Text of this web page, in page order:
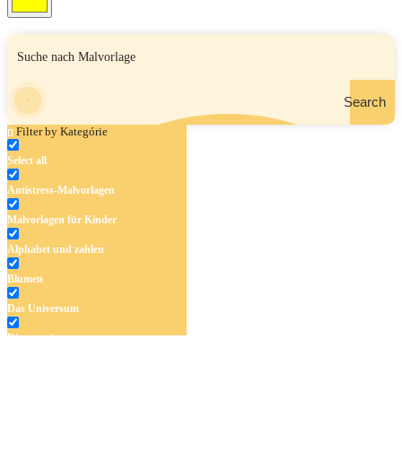
Search
Filter by Kategórie
Select all
Antistress-Malvorlagen
Malvorlagen für Kinder
Alphabet und zahlen
Blumen
Das Universum
Dinosaurier